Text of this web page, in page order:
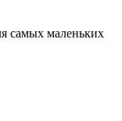
самых маленьких